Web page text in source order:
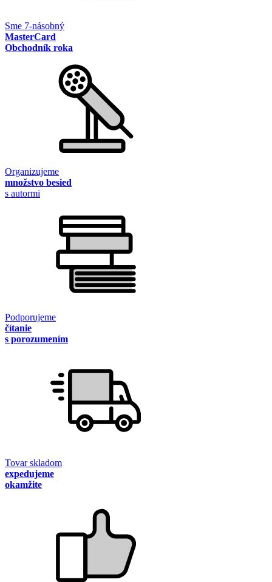
Sme 7-násobný
MasterCard
Obchodník roka
Organizujeme
množstvo besied
s autormi
Podporujeme
čítanie
s porozumením
Tovar skladom
expedujeme
okamžite